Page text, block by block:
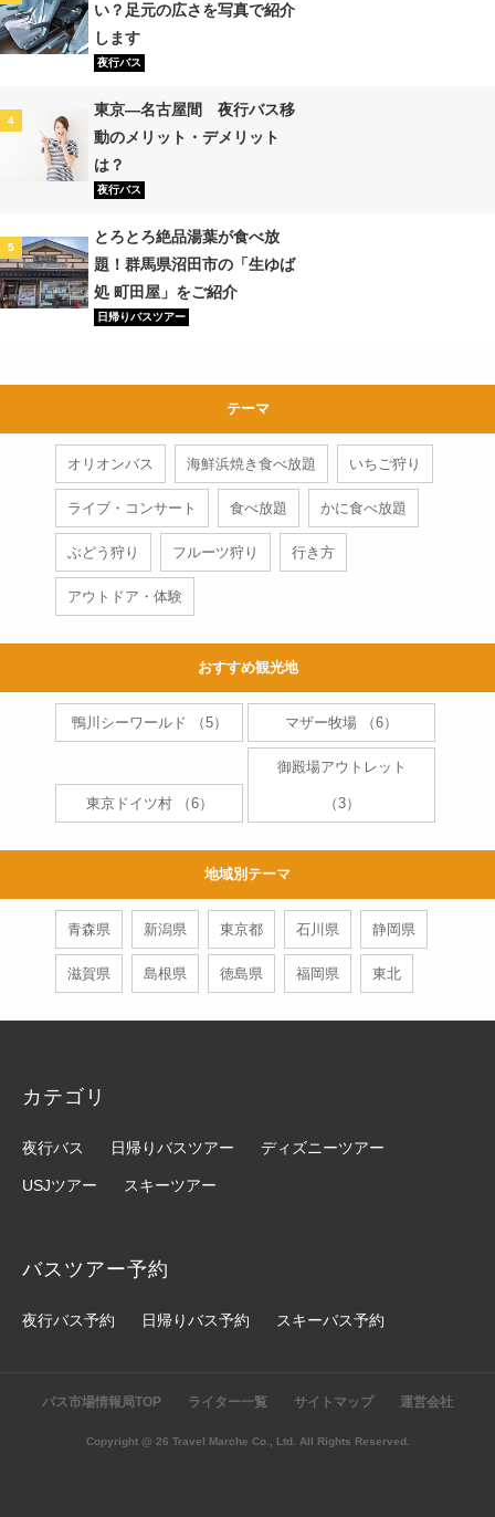
い？足元の広さを写真で紹介
します
夜行バス
4
東京―名古屋間 夜行バス移
動のメリット・デメリット
は？
夜行バス
5
とろとろ絶品湯葉が食べ放
題！群馬県沼田市の「生ゆば
処 町田屋」をご紹介
日帰りバスツアー
名古屋から白川郷までのアク
セス・交通手段を徹底比較
日帰りバスツアー
夜行バスの4列シートはしんど
い？足元の広さを写真で紹介
します
夜行バス
館までのアクセス・交通手段
徹底比較
日帰りバスツアー
とろとろ絶品湯葉が食べ放
題！群馬県沼田市の「生ゆば
エコパアリーナ・スタジアム
の最寄り駅、アクセス方法
は？東京からのアクセス比
較！
テーマ
オリオンバス 海鮮浜焼き食べ放題 いちご狩り
ライブ・コンサート 食べ放題 かに食べ放題
ぶどう狩り フルーツ狩り 行き方
アウトドア・体験
おすすめ観光地
鴨川シーワールド （5） マザー牧場 （6）
東京ドイツ村 （6）
御殿場アウトレット
（3）
地域別テーマ
青森県 新潟県 東京都 石川県 静岡県
滋賀県 島根県 徳島県 福岡県 東北
カテゴリ
夜行バス 日帰りバスツアー ディズニーツアー
USJツアー スキーツアー
バスツアー予約
夜行バス予約 日帰りバス予約 スキーバス予約
バス市場情報局TOP ライター一覧 サイトマップ 運営会社
Copyright @ 26 Travel Marche Co., Ltd. All Rights Reserved.